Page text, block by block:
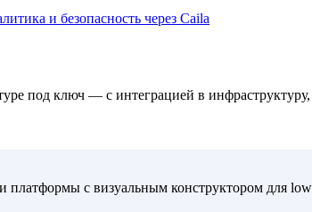
и безопасность через Caila
под ключ — с интеграцией в
платформы с визуальным конструктором для